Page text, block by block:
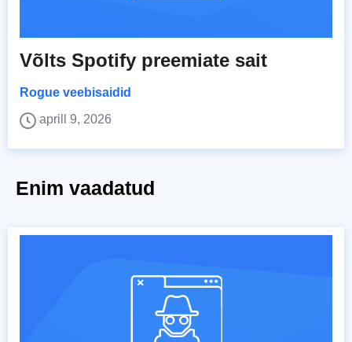
Võlts Spotify preemiate sait
Rogue veebisaidid
aprill 9, 2026
Enim vaadatud